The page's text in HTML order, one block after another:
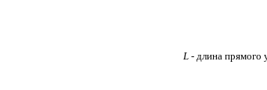
L - длина прямого